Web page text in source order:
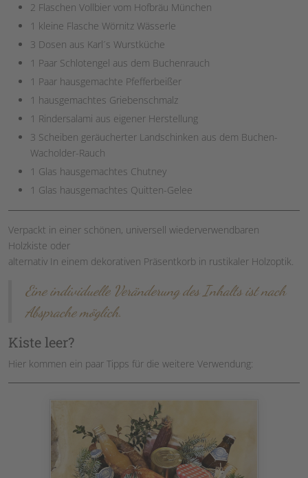
2 Flaschen Vollbier vom Hofbräu München
1 kleine Flasche Wörnitz Wässerle
3 Dosen aus Karl´s Wurstküche
1 Paar Schlotengel aus dem Buchenrauch
1 Paar hausgemachte Pfefferbeißer
1 hausgemachtes Griebenschmalz
1 Rindersalami aus eigener Herstellung
3 Scheiben geräucherter Landschinken aus dem Buchen-
Wacholder-Rauch
1 Glas hausgemachtes Chutney
1 Glas hausgemachtes Quitten-Gelee
Verpackt in einer schönen, universell wiederverwendbaren
Holzkiste oder
alternativ In einem dekorativen Präsentkorb in rustikaler Holzoptik.
Eine individuelle Veränderung des Inhalts ist nach
Absprache möglich.
Kiste leer?
Hier kommen ein paar Tipps für die weitere Verwendung: